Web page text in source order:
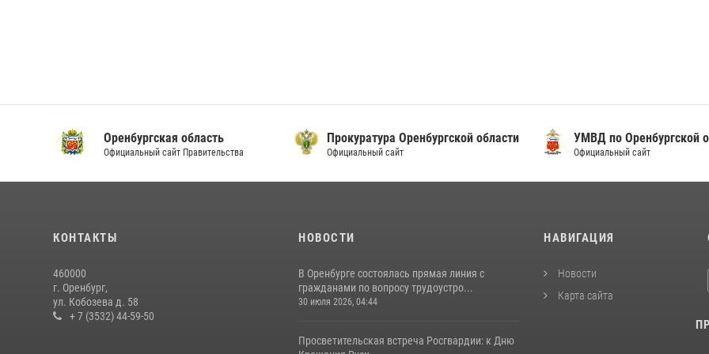
Оренбургская область
Официальный сайт Правительства
Прокуратура Оренбургской области
Официальный сайт
УМВД по Оренбургской
Официальный сайт
КОНТАКТЫ
460000
г. Оренбург,
ул. Кобозева д. 58
+ 7 (3532) 44-59-50
НОВОСТИ
В Оренбурге состоялась прямая линия с
гражданами по вопросу трудоустро...
30 июля 2026, 04:44
Просветительская встреча Росгвардии: к Дню
НАВИГАЦИЯ
Новости
Карта сайта